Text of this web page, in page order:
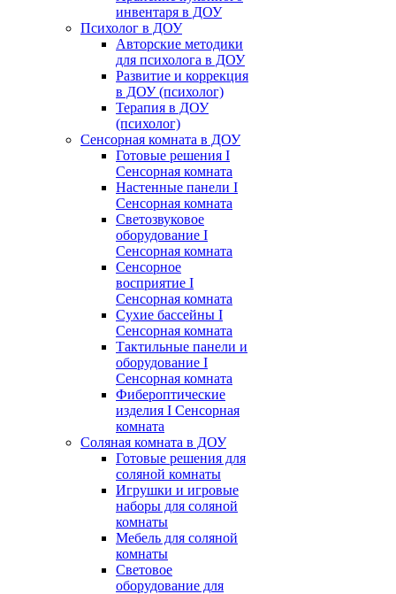
инвентаря в ДОУ
Психолог в ДОУ
Авторские методики
для психолога в ДОУ
Развитие и коррекция
в ДОУ (психолог)
Терапия в ДОУ
(психолог)
Сенсорная комната в ДОУ
Готовые решения I
Сенсорная комната
Настенные панели I
Сенсорная комната
Светозвуковое
оборудование I
Сенсорная комната
Сенсорное
восприятие I
Сенсорная комната
Сухие бассейны I
Сенсорная комната
Тактильные панели и
оборудование I
Сенсорная комната
Фибероптические
изделия I Сенсорная
комната
Соляная комната в ДОУ
Готовые решения для
соляной комнаты
Игрушки и игровые
наборы для соляной
комнаты
Мебель для соляной
комнаты
Световое
оборудование для